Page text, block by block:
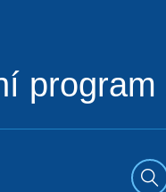
program